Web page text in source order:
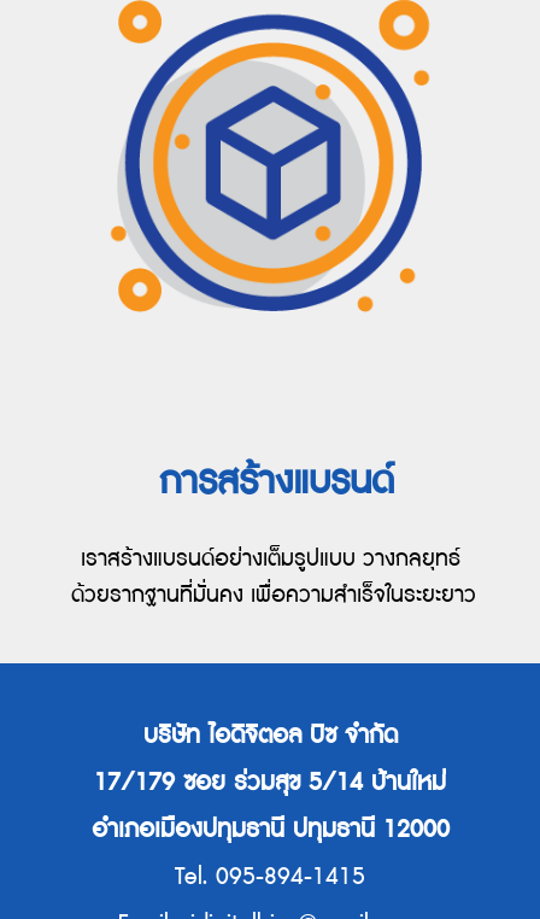
การสร้างแบรนด์
เราสร้างแบรนด์อย่างเต็มรูปแบบ วางกลยุทธ์
ด้วยรากฐานที่มั่นคง เพื่อความสำเร็จในระยะยาว
บริษัท ไอดิจิตอล บิซ จำกัด
17/179 ซอย ร่วมสุข 5/14 บ้านใหม่
อำเภอเมืองปทุมธานี ปทุมธานี 12000
Tel. 095-894-1415